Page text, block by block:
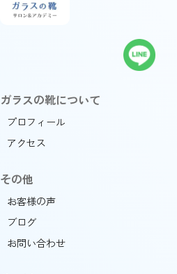
ガラスの靴について
プロフィール
アクセス
その他
お客様の声
ブログ
お問い合わせ